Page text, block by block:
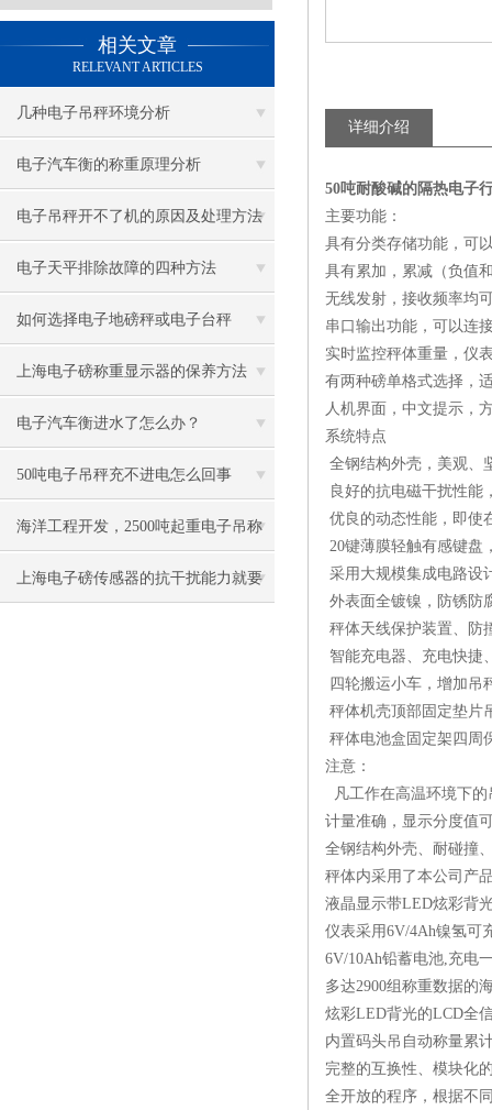
相关文章
RELEVANT ARTICLES
几种电子吊秤环境分析
电子汽车衡的称重原理分析
电子吊秤开不了机的原因及处理方法
电子天平排除故障的四种方法
如何选择电子地磅秤或电子台秤
上海电子磅称重显示器的保养方法
电子汽车衡进水了怎么办？
50吨电子吊秤充不进电怎么回事
海洋工程开发，2500吨起重电子吊称
建成
上海电子磅传感器的抗干扰能力就要
详细介绍
50吨耐酸碱的隔热电子
主要功能：
具有分类存储功能，可
具有累加，累减（负值
无线发射，接收频率均
串口输出功能，可以连
实时监控秤体重量，仪
有两种磅单格式选择，
人机界面，中文提示，
系统特点
全钢结构外壳，美观、
良好的抗电磁干扰性能
优良的动态性能，即使
20键薄膜轻触有感键盘
采用大规模集成电路设
外表面全镀镍，防锈防
秤体天线保护装置、防
智能充电器、充电快捷
四轮搬运小车，增加吊
秤体机壳顶部固定垫片
秤体电池盒固定架四周
注意：
凡工作在高温环境下
计量准确，显示分度值
全钢结构外壳、耐碰撞
秤体内采用了本公司产
液晶显示带LED炫彩背
仪表采用6V/4Ah镍氢可
6V/10Ah铅蓄电池,充电
多达2900组称重数据的
炫彩LED背光的LCD全
内置码头吊自动称量累
完整的互换性、模块化
全开放的程序，根据不